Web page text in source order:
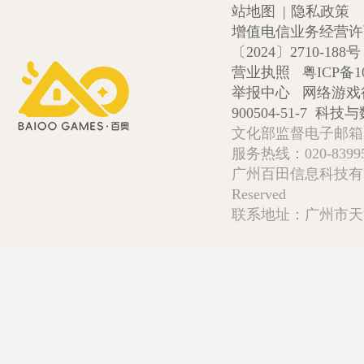
站地图 | 隐私政策
增值电信业务经营
〔2024〕2710-188号
营业执照
粤ICP备
举报中心
网络游
900504-51-7 科技与
文化部监督电子邮
服务热线：020-
广州百田信息科技
Reserved
联系地址：广州市